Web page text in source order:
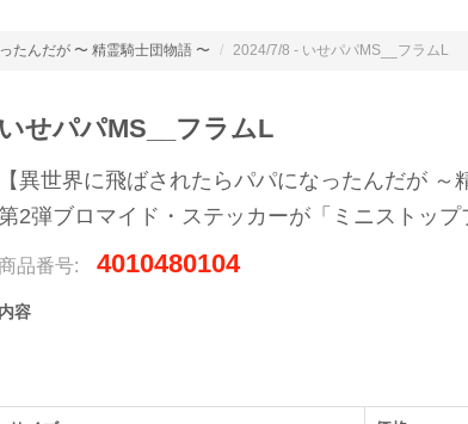
たんだが 〜 精霊騎士団物語 〜 2024/7/8 - いせパパMS__フラムL
いせパパMS__フラムL
【異世界に飛ばされたらパパになったんだが ～
2弾ブロマイド・ステッカーが「ミニストップ
品番号: 4010480104
内容